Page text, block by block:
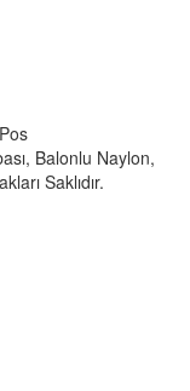
Balonlu Naylon,
Saklıdır.